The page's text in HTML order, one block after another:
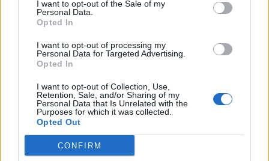
I want to opt-out of the Sale of my
Personal Data.
Opted In
I want to opt-out of processing my
Personal Data for Targeted Advertising.
Opted In
I want to opt-out of Collection, Use,
Retention, Sale, and/or Sharing of my
Personal Data that Is Unrelated with the
Purposes for which it was collected.
Opted Out
CONFIRM
Afficher la carte